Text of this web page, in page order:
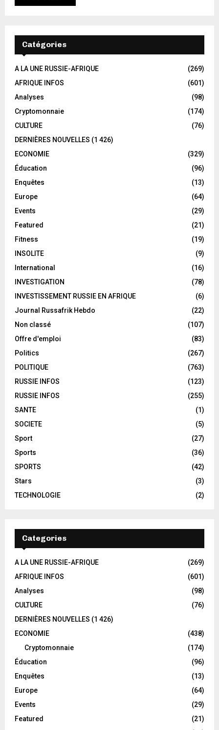
Catégories
A LA UNE RUSSIE-AFRIQUE
(269)
AFRIQUE INFOS
(601)
Analyses
(98)
Cryptomonnaie
(174)
CULTURE
(76)
DERNIÈRES NOUVELLES (1 426)
ECONOMIE
(329)
Éducation
(96)
Enquêtes
(13)
Europe
(64)
Events
(29)
Featured
(21)
Fitness
(19)
INSOLITE
(9)
International
(16)
INVESTIGATION
(78)
INVESTISSEMENT RUSSIE EN AFRIQUE
(6)
Journal Russafrik Hebdo
(22)
Non classé
(107)
Offre d'emploi
(83)
Politics
(267)
POLITIQUE
(763)
RUSSIE INFOS
(123)
RUSSIE INFOS
(255)
SANTE
(1)
SOCIETE
(5)
Sport
(27)
Sports
(36)
SPORTS
(42)
Stars
(3)
TECHNOLOGIE
(2)
Categories
A LA UNE RUSSIE-AFRIQUE
(269)
AFRIQUE INFOS
(601)
Analyses
(98)
CULTURE
(76)
DERNIÈRES NOUVELLES (1 426)
ECONOMIE
(438)
Cryptomonnaie
(174)
Éducation
(96)
Enquêtes
(13)
Europe
(64)
Events
(29)
Featured
(21)